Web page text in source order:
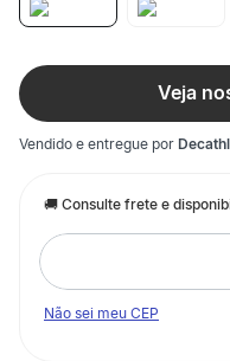
Veja
Vendido e entregue por
Não sei meu CEP